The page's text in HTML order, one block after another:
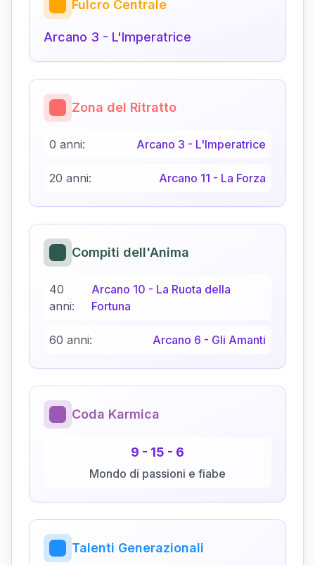
Fulcro Centrale
Arcano 3 - L'Imperatrice
Zona del Ritratto
0 anni: Arcano 3 - L'Imperatrice
20 anni: Arcano 11 - La Forza
Compiti dell'Anima
40
anni:
Arcano 10 - La Ruota della
Fortuna
60 anni: Arcano 6 - Gli Amanti
Coda Karmica
9 - 15 - 6
Mondo di passioni e fiabe
Talenti Generazionali